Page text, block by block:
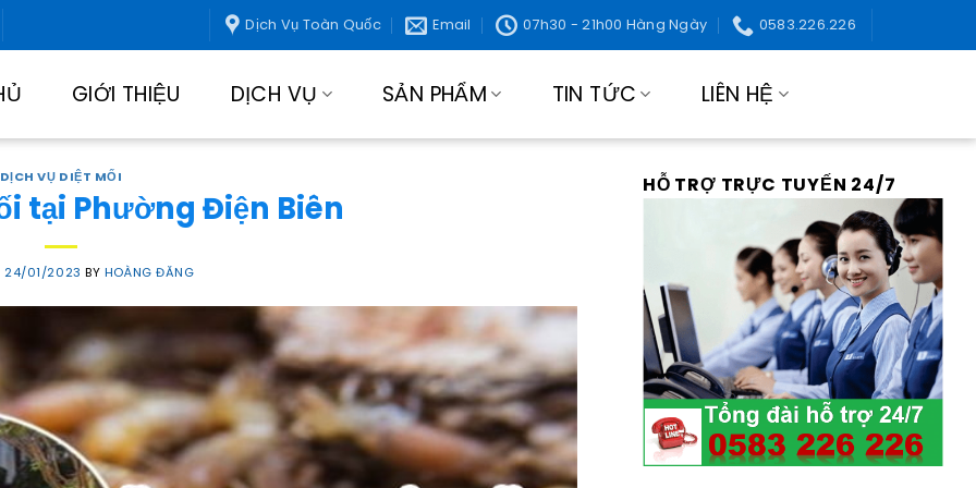
Dịch Vụ Toàn Quốc Email 07h30 - 21h00 Hàng Ngày 0583.226.226
GIỚI THIỆU DỊCH VỤ SẢN PHẨM TIN TỨC LIÊN HỆ
DỊCH VỤ DIỆT MỐI
tại Phường Điện Biên
24/01/2023 BY HOÀNG ĐĂNG
HỖ TRỢ TRỰC TUYẾN 24/7